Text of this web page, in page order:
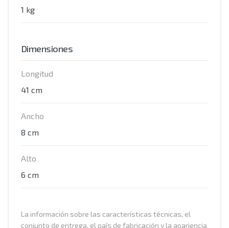
1 kg
Dimensiones
Longitud
41 cm
Ancho
8 cm
Alto
6 cm
La información sobre las características técnicas, el
conjunto de entrega, el país de fabricación y la apariencia